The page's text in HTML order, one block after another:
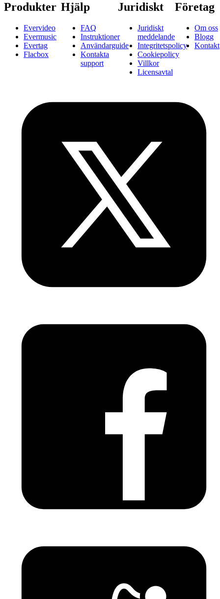
Produkter
Evervideo
Evermusic
Evertag
Flacbox
Hjälp
FAQ
Instruktioner
Användarguide
Kontakta
support
Juridiskt
Juridiskt
meddelande
Integritetspolicy
Cookiepolicy
Villkor
Licensavtal
Företag
Om oss
Blogg
Kontakt